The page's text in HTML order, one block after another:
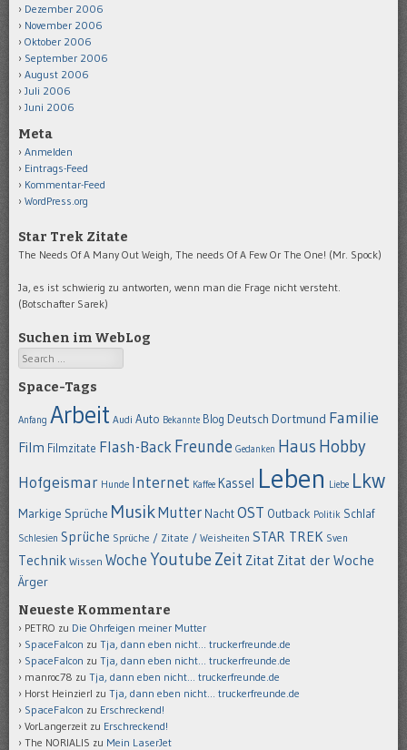
Dezember 2006
November 2006
Oktober 2006
September 2006
August 2006
Juli 2006
Juni 2006
Meta
Anmelden
Eintrags-Feed
Kommentar-Feed
WordPress.org
Star Trek Zitate
The Needs Of A Many Out Weigh, The needs Of A Few Or The One! (Mr. Spock)
Ja, es ist schwierig zu antworten, wenn man die Frage nicht versteht.
(Botschafter Sarek)
Suchen im WebLog
Search
Space-Tags
Anfang Arbeit Audi Auto Bekannte Blog Deutsch Dortmund Familie
Film Filmzitate Flash-BackFreunde Gedanken Haus Hobby
Hofgeismar Hunde Internet Kaffee Kassel Leben Liebe Lkw
Markige Sprüche MusikMutter NachtOST Outback Politik Schlaf
Schlesien Sprüche Sprüche / Zitate / Weisheiten STAR TREK Sven
Technik Wissen Woche Youtube Zeit Zitat Zitat der Woche
Ärger
Neueste Kommentare
PETRO zu Die Ohrfeigen meiner Mutter
SpaceFalcon zu Tja, dann eben nicht… truckerfreunde.de
SpaceFalcon zu Tja, dann eben nicht… truckerfreunde.de
manroc78 zu Tja, dann eben nicht… truckerfreunde.de
Horst Heinzierl zu Tja, dann eben nicht… truckerfreunde.de
SpaceFalcon zu Erschreckend!
VorLangerzeit zu Erschreckend!
The NORIALIS zu Mein LaserJet